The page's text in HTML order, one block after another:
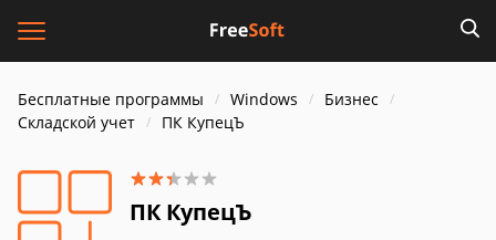
Бесплатные программы Windows
Бизнес
Складской учет
ПК КупецЪ
ПК КупецЪ